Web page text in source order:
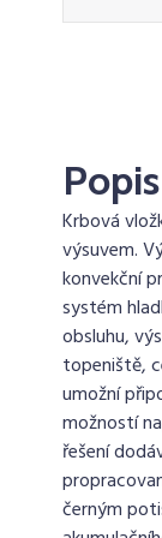
Popis
Krbová
výsuvem.
konvekční
systém
obsluhu,
topeniště,
umožní
možností
řešení
černým